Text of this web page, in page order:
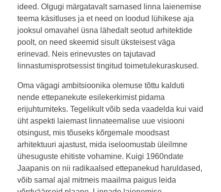
ideed. Olgugi märgatavalt sarnased linna laienemise
teema käsitluses ja et need on loodud lühikese aja
jooksul omavahel üsna lähedalt seotud arhitektide
poolt, on need skeemid sisult üksteisest väga
erinevad. Neis erinevustes on tajutavad
linnastumisprotsessist tingitud toimetulekuraskused.
Oma vägagi ambitsioonika olemuse tõttu kalduti
nende ettepanekute esilekerkimist pidama
erijuhtumiteks. Tegelikult võib seda vaadelda kui vaid
üht aspekti laiemast linnateemalise uue visiooni
otsingust, mis tõuseks kõrgemale moodsast
arhitektuuri ajastust, mida iseloomustab üleilmne
ühesuguste ehitiste vohamine. Kuigi 1960ndate
Jaapanis on nii radikaalsed ettepanekud haruldased,
võib samal ajal mitmeis maailma paigus leida